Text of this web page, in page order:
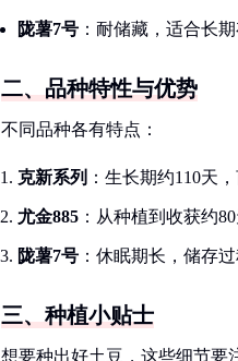
陇薯7号 ：耐储藏，适合长
二、品种特性与优势
不同品种各有特点：
克新系列 ：生长期约110天
尤金885 ：从种植到收获约
陇薯7号 ：休眠期长，储存
三、种植小贴士
想要种出好土豆，这些细节要